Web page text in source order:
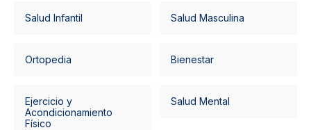
Salud Infantil Salud Masculina
Ortopedia Bienestar
Ejercicio y
Acondicionamiento
Físico
Salud Mental